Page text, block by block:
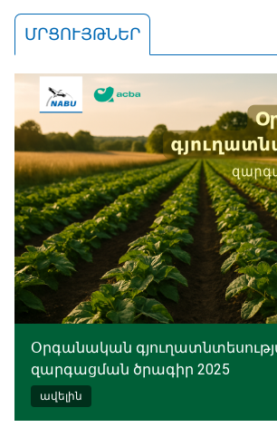
ՄՐՑՈՒՅԹՆԵՐ
Օրգանական
զարգացման ծրագիր 2025
ավելին